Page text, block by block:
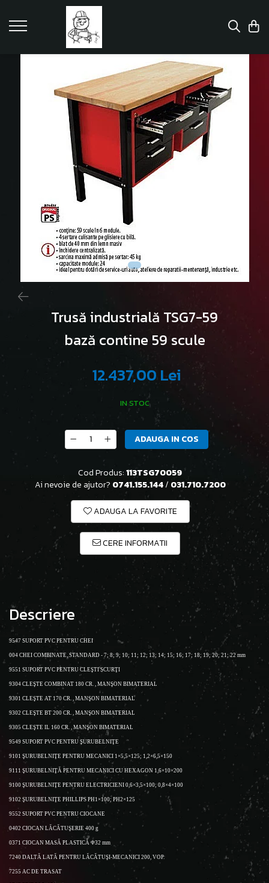
Trusă industrială TSG7-59
bază contine 59 scule
12.437,00 Lei
IN STOC
ADAUGA IN COS
Cod Produs:113TSG70059
Ai nevoie de ajutor? 0741.155.144/ 031.710.7200
ADAUGA LA FAVORITE
CERE INFORMATII
Descriere
9547 SUPORT PVC PENTRU CHEI
004 CHEI COMBINATE, STANDARD - 7; 8; 9; 10; 11; 12; 13; 14; 15; 16; 17; 18; 19; 20; 21; 22 mm
9551 SUPORT PVC PENTRU CLEŞTI SCURŢI
9304 CLEŞTE COMBINAT 180 CR. , MANŞON BIMATERIAL
9301 CLEŞTE AT 170 CR. , MANŞON BIMATERIAL
9302 CLEŞTE BT 200 CR. , MANŞON BIMATERIAL
9305 CLEŞTE IL 160 CR. , MANŞON BIMATERIAL
9549 SUPORT PVC PENTRU ŞURUBELNIŢE
9101 ŞURUBELNIŢE PENTRU MECANICI 1×5,5×125; 1,2×6,5×150
9111 ŞURUBELNIŢĂ PENTRU MECANICI CU HEXAGON 1,6×10×200
9100 ŞURUBELNIŢE PENTRU ELECTRICIENI 0,6×3,5×100; 0,8×4×100
9102 ŞURUBELNIŢE PHILLIPS PH1×100; PH2×125
9552 SUPORT PVC PENTRU CIOCANE
0402 CIOCAN LĂCĂTUŞERIE 400 g
0371 CIOCAN MASĂ PLASTICĂ Φ32 mm
7240 DALTĂ LATĂ PENTRU LĂCĂTUŞI-MECANICI 200, VOP.
7255 AC DE TRASAT